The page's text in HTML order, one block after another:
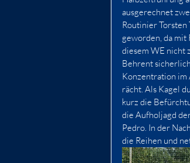
ausgerechnet
Routinier
geworden, da mit
diesem WE nicht
Behrent
Konzentration im
rächt. Als Kagel
kurz die
die Aufholjagd
Pedro. In der
die Reihen und